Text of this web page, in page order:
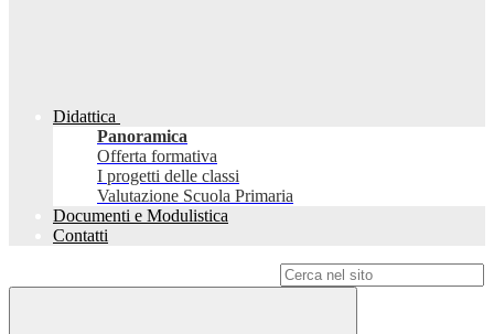
Didattica
Panoramica
Offerta formativa
I progetti delle classi
Valutazione Scuola Primaria
Documenti e Modulistica
Contatti